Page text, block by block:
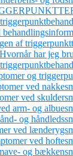
af
Hvornår har jeg
og
ved
ved
arm- og
og
ved
ved
og